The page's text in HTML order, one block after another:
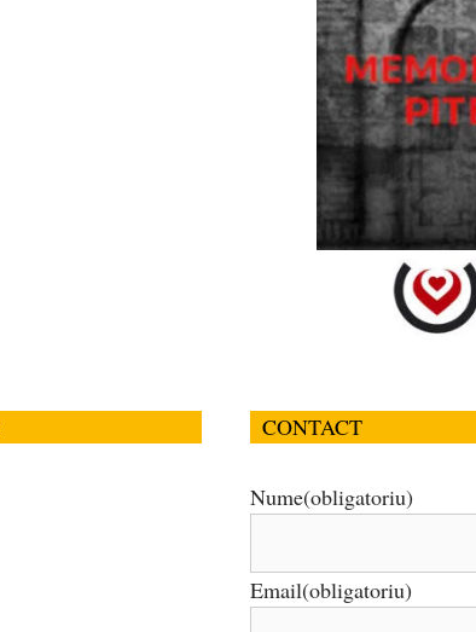
CONTACT
Nume(obligatoriu)
Email(obligatoriu)